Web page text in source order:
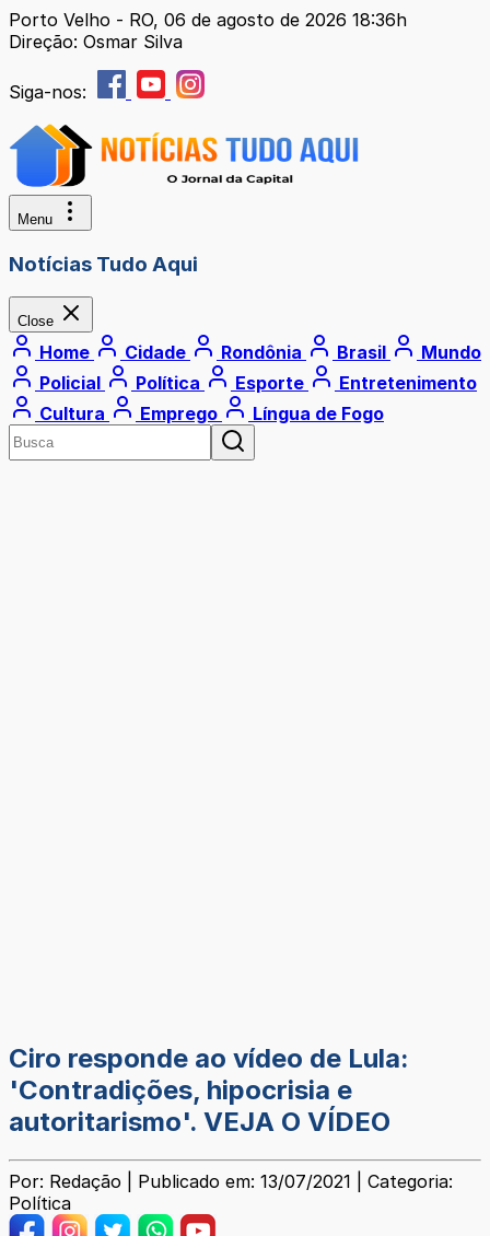
Porto Velho - RO, 06 de agosto de 2026 18:36h
Direção: Osmar Silva
Siga-nos:
Menu
Notícias Tudo Aqui
Close
Home Cidade Rondônia Brasil
Mundo
Policial
Política Esporte
Entretenimento
Cultura
Emprego Língua de Fogo
Ciro responde ao vídeo de Lula:
'Contradições, hipocrisia e
autoritarismo'. VEJA O VÍDEO
Por: Redação | Publicado em: 13/07/2021 | Categoria:
Política